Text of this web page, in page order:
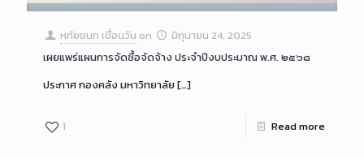
หทัยชนก เขื่อนวัน on
มิถุนายน 24, 2025
เผยแพร่แผนการจัดซื้อจัดจ้าง ประจำปีงบประมาณ พ.ศ. ๒๕๖๘
ประกาศ กองคลัง มหาวิทยาลัย[…]
1 Read more